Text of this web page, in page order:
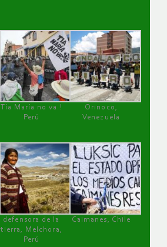
Tía María no va !
Perú
Orinoco,
Venezuela
defensora de la
tierra, Melchora,
Perú
Caimanes, Chile